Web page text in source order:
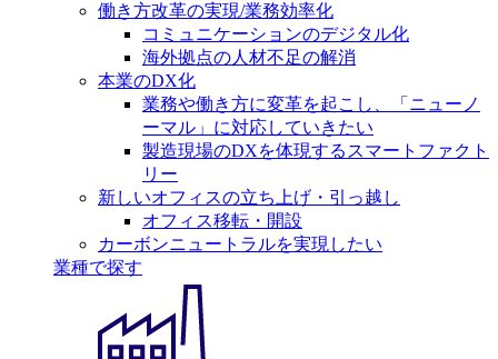
働き方改革の実現/業務効率化
コミュニケーションのデジタル化
海外拠点の人材不足の解消
本業のDX化
業務や働き方に変革を起こし、「ニューノ
ーマル」に対応していきたい
製造現場のDXを体現するスマートファクト
リー
新しいオフィスの立ち上げ・引っ越し
オフィス移転・開設
カーボンニュートラルを実現したい
業種で探す